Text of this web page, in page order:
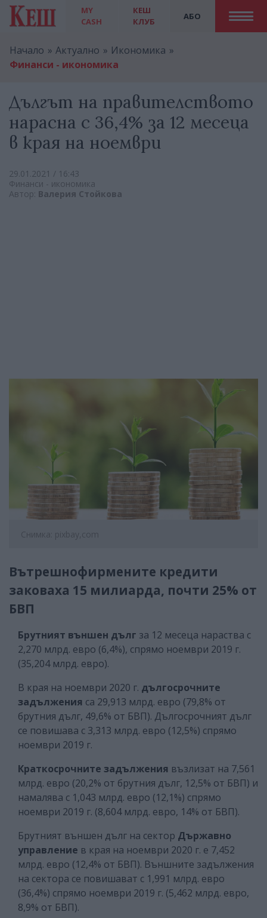
MY
CASH
АБО
КЕШ
КЛУБ
Начало Актуално
Икономика
Финанси - икономика
Дългът на правителството
нарасна с 36,4% за 12 месеца
в края на ноември
29.01.2021 / 16:43
Финанси - икономика
Автор: Валерия Стойкова
Снимка: pixbay,com
Вътрешнофирмените кредити
заковаха 15 милиарда, почти 25% от
БВП
Брутният външен дълг за 12 месеца нараства с
2,270 млрд. евро (6,4%), спрямо ноември 2019 г.
(35,204 млрд. евро).
В края на ноември 2020 г. дългосрочните
задължения са 29,913 млрд. евро (79,8% от
брутния дълг, 49,6% от БВП). Дългосрочният дълг
се повишава с 3,313 млрд. евро (12,5%) спрямо
ноември 2019 г.
Краткосрочните задължения възлизат на 7,561
млрд. евро (20,2% от брутния дълг, 12,5% от БВП) и
намалява с 1,043 млрд. евро (12,1%) спрямо
ноември 2019 г. (8,604 млрд. евро, 14% от БВП).
Брутният външен дълг на сектор Държавно
управление в края на ноември 2020 г. е 7,452
млрд. евро (12,4% от БВП). Външните задължения
на сектора се повишават с 1,991 млрд. евро
(36,4%) спрямо ноември 2019 г. (5,462 млрд. евро,
8,9% от БВП).